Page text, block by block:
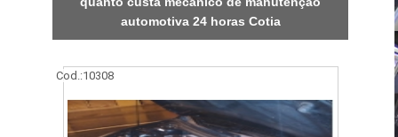
automotiva 24 horas Cotia
Cod.:10308